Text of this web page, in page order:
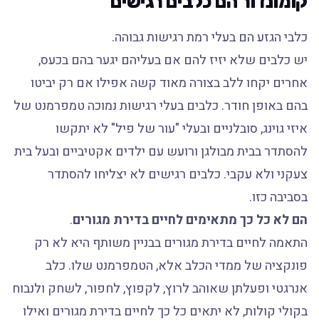
כלבי הגזע הם בעלי רמת רגישות גבוהה.
יש כלבים שלא יזיז להם אם בעליהם יגער בהם בכעס,
אחרים יקחו ללב בצורה מאוד קשה אפילו אם רק יביטו
בהם באופן חודר. כלבים בעלי רגישות נמוכה טמפרמנט של
איזי גוינג, סובלניים ובעלי "עור של פיל" לא יתקשו
להסתדר בבית מבולגן ורועש עם ילדים אקטיביים ובעל בית
צעקני ולא עקבי. כלבים רגישים לא יצליחו להסתדר
בסביבה כזו.
הם לא כל כך מתאימים לחיים בדירת מגורים.
התאמה לחיים בדירת מגורים בבניין משותף היא לא רק
פונקציה של ממדי הכלב אלא, הטמפרמנט שלו. כלב
אנרגטי ופעלתן שאוהב לרוץ, לקפוץ, לחפור, לשחק ולנבוח
בקולי קולות, לא יתאים כל כך לחיים בדירת מגורים ואילו